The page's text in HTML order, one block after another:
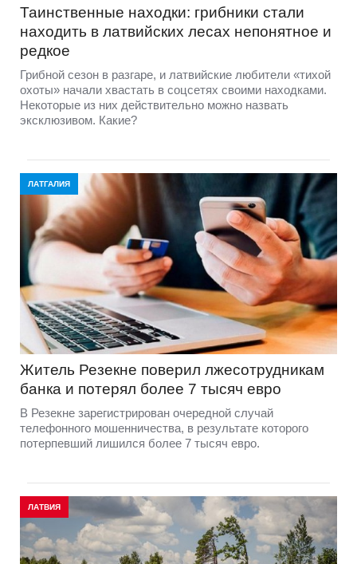
Таинственные находки: грибники стали
находить в латвийских лесах непонятное и
редкое
Грибной сезон в разгаре, и латвийские любители «тихой
охоты» начали хвастать в соцсетях своими находками.
Некоторые из них действительно можно назвать
эксклюзивом. Какие?
ЛАТГАЛИЯ
Житель Резекне поверил лжесотрудникам
банка и потерял более 7 тысяч евро
В Резекне зарегистрирован очередной случай
телефонного мошенничества, в результате которого
потерпевший лишился более 7 тысяч евро.
ЛАТВИЯ